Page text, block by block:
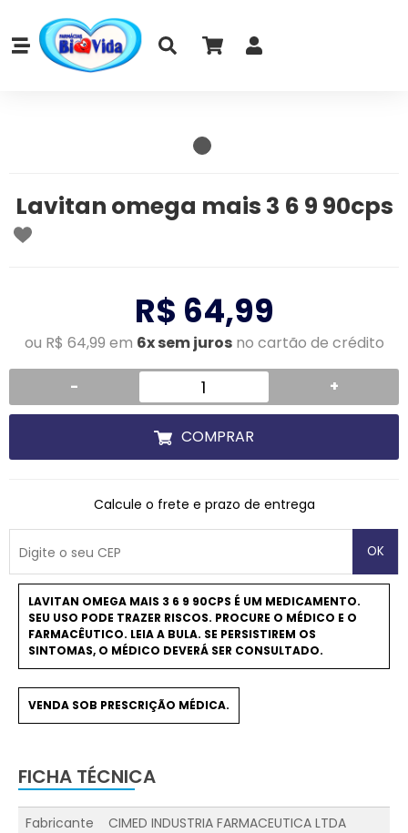
Lavitan omega mais 3 6 9 90cps
R$ 64,99
ou R$ 64,99 em 6x sem jurosno cartão de crédito
- +
COMPRAR
Calcule o frete e prazo de entrega
OK
LAVITAN OMEGA MAIS 3 6 9 90CPS É UM MEDICAMENTO.
SEU USO PODE TRAZER RISCOS. PROCURE O MÉDICO E O
FARMACÊUTICO. LEIA A BULA. SE PERSISTIREM OS
SINTOMAS, O MÉDICO DEVERÁ SER CONSULTADO.
VENDA SOB PRESCRIÇÃO MÉDICA.
FICHA TÉCNICA
Fabricante CIMED INDUSTRIA FARMACEUTICA LTDA